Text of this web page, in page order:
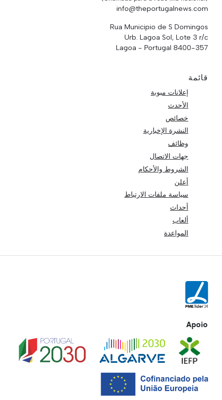
info@theportugalnews.com
Rua Municipio de S Domingos
Urb. Lagoa Sol, Lote 3 r/c
8400-357 Lagoa - Portugal
قائمة
إعلانات مبوبة
الأحدث
خصائص
النشرة الإخبارية
وظائف
جهات الاتصال
الشروط والأحكام
أعلن
سياسة ملفات الارتباط
أحداث
ألعاب
المواعدة
Apoio